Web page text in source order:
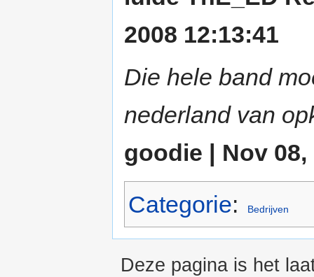
2008 12:13:41
Die hele band
nederland van
goodie | Nov 08,
Categorie: Bedrijven
Deze pagina is het